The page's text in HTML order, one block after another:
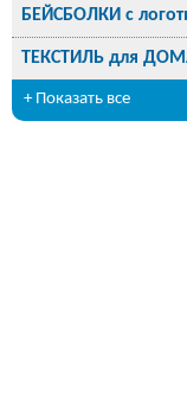
БЕЙСБОЛКИ с
ТЕКСТИЛЬ для
+ Показать все